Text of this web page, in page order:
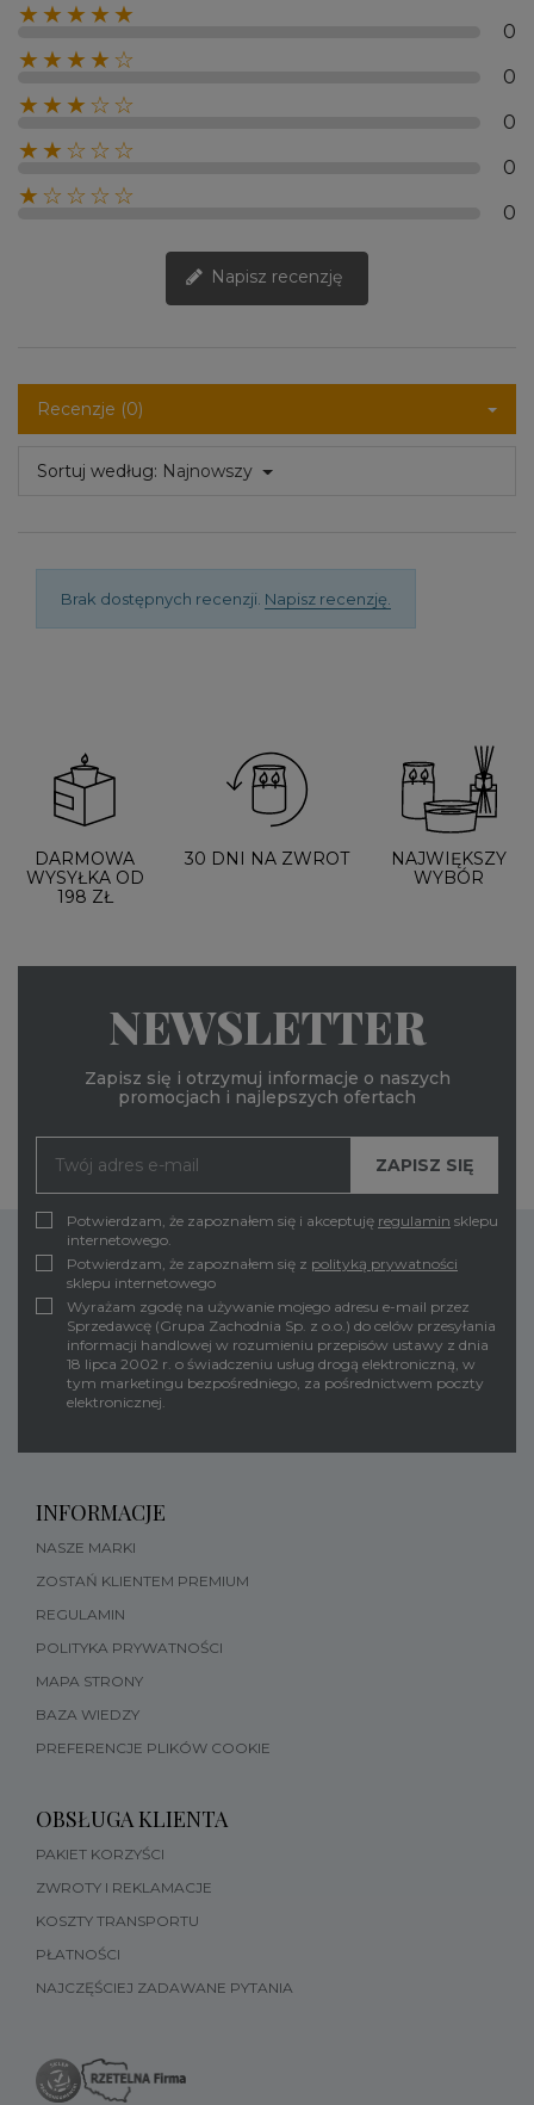
★★★★★
0
★★★★☆
0
★★★☆☆
0
★★☆☆☆
0
★☆☆☆☆
0
Napisz recenzję
Recenzje (0)
Sortuj według: Najnowszy
Brak dostępnych recenzji. Napisz recenzję.
DARMOWA
WYSYŁKA OD
198 ZŁ
30 DNI NA ZWROT
NAJWIĘKSZY
WYBÓR
NEWSLETTER
Zapisz się i otrzymuj informacje o naszych
promocjach i najlepszych ofertach
Potwierdzam, że zapoznałem się i akceptuję regulamin sklepu
internetowego.
Potwierdzam, że zapoznałem się z polityką prywatności
sklepu internetowego
Wyrażam zgodę na używanie mojego adresu e-mail przez
Sprzedawcę (Grupa Zachodnia Sp. z o.o.) do celów przesyłania
informacji handlowej w rozumieniu przepisów ustawy z dnia
18 lipca 2002 r. o świadczeniu usług drogą elektroniczną, w
tym marketingu bezpośredniego, za pośrednictwem poczty
elektronicznej.
INFORMACJE
NASZE MARKI
ZOSTAŃ KLIENTEM PREMIUM
REGULAMIN
POLITYKA PRYWATNOŚCI
MAPA STRONY
BAZA WIEDZY
PREFERENCJE PLIKÓW COOKIE
OBSŁUGA KLIENTA
PAKIET KORZYŚCI
ZWROTY I REKLAMACJE
KOSZTY TRANSPORTU
PŁATNOŚCI
NAJCZĘŚCIEJ ZADAWANE PYTANIA